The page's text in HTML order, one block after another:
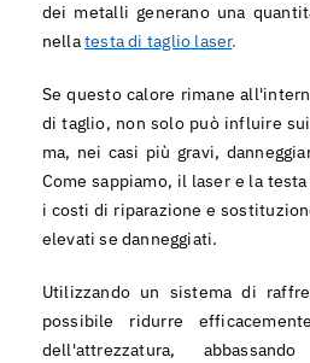
dei metalli generano una
nellatesta di taglio laser.
Se questo calore rimane
di taglio, non solo può influire
ma, nei casi più gravi,
Come sappiamo, il laser e la
i costi di riparazione e
elevati se danneggiati.
Utilizzando un sistema di
possibile ridurre
dell'attrezzatura,